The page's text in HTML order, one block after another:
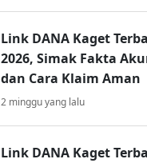
Link DANA Kaget
2026, Simak Fakta
dan Cara Klaim Aman
2 minggu yang lalu
Link DANA Kaget